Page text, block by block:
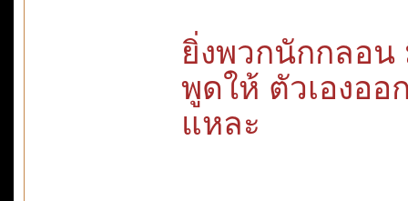
ยิ่งพวกนักกลอน
พูดให้ ตัวเองอ
แหละ